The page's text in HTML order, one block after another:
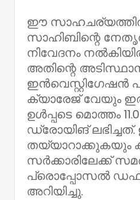
ഈ
സാഹിബിന്റെ
നിവേദനം
അതിന്റെ
ഇൻവെസ്റ്റിഗേഷൻ
ക്യാരേജ് വേയും
ഉൾപ്പടെ മൊത്തം
ഡ്രോയിങ് ലഭിച്ചത്.
തയ്യാറാക്കുകയും
സർക്കാരിലേക്ക്
പ്രൊപ്പോസൽ ഡഫർ
അറിയിച്ചു.